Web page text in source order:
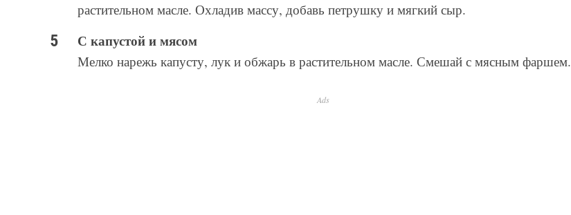
растительном масле. Охладив массу, добавь петрушку и мягкий сыр.
С капустой и мясом
Мелко нарежь капусту, лук и обжарь в растительном масле. Смешай с мясным фаршем.
Ads